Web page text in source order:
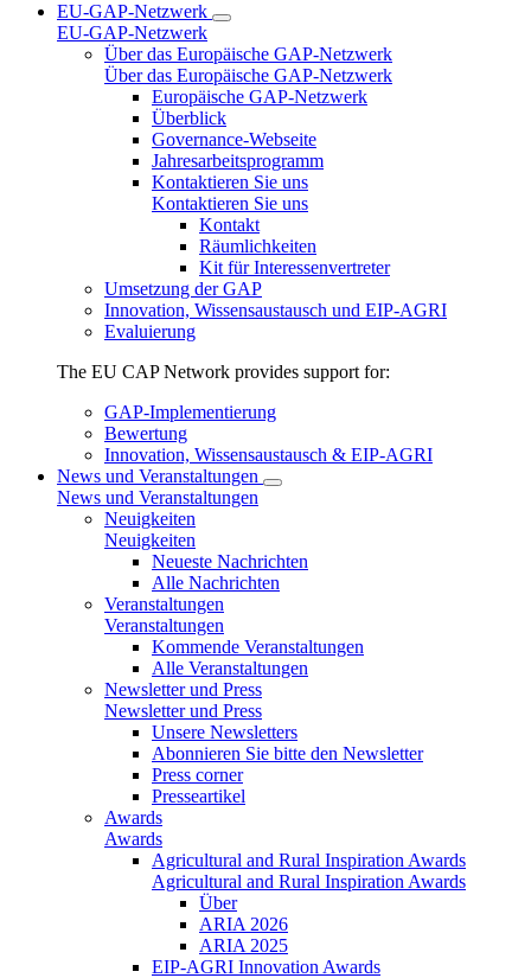
EU-GAP-Netzwerk
EU-GAP-Netzwerk
Über das Europäische GAP-Netzwerk
Über das Europäische GAP-Netzwerk
Europäische GAP-Netzwerk
Überblick
Governance-Webseite
Jahresarbeitsprogramm
Kontaktieren Sie uns
Kontaktieren Sie uns
Kontakt
Räumlichkeiten
Kit für Interessenvertreter
Umsetzung der GAP
Innovation, Wissensaustausch und EIP-AGRI
Evaluierung
The EU CAP Network provides support for:
GAP-Implementierung
Bewertung
Innovation, Wissensaustausch & EIP-AGRI
News und Veranstaltungen
News und Veranstaltungen
Neuigkeiten
Neuigkeiten
Neueste Nachrichten
Alle Nachrichten
Veranstaltungen
Veranstaltungen
Kommende Veranstaltungen
Alle Veranstaltungen
Newsletter und Press
Newsletter und Press
Unsere Newsletters
Abonnieren Sie bitte den NewsletterOpen
Press corner
Presseartikel
Awards
Awards
Agricultural and Rural Inspiration Awards
Agricultural and Rural Inspiration Awards
Über
ARIA 2026
ARIA 2025
EIP-AGRI Innovation Awards